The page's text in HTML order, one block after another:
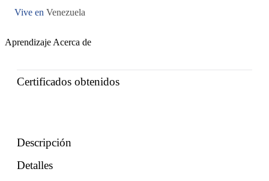
Vive en Venezuela
Aprendizaje Acerca de
Certificados obtenidos
Descripción
Detalles